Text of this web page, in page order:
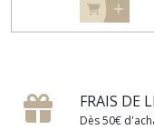
FRAIS DE
Dès 50€